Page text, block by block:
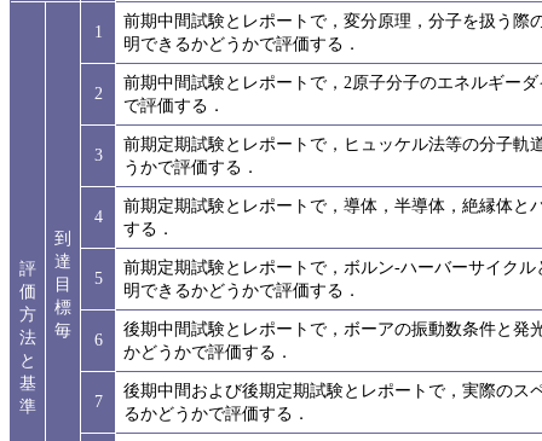
評
価
方
法
と
基
準
到
達
目
標
毎
1
前期中間試験とレポートで，変分原理，分子を扱う
明できるかどうかで評価する．
2
前期中間試験とレポートで，2原子分子のエネルギー
で評価する．
3
前期定期試験とレポートで，ヒュッケル法等の分子
うかで評価する．
4
前期定期試験とレポートで，導体，半導体，絶縁体
する．
5
前期定期試験とレポートで，ボルン-ハーバーサイク
明できるかどうかで評価する．
6
後期中間試験とレポートで，ボーアの振動数条件と
かどうかで評価する．
7
後期中間および後期定期試験とレポートで，実際の
るかどうかで評価する．